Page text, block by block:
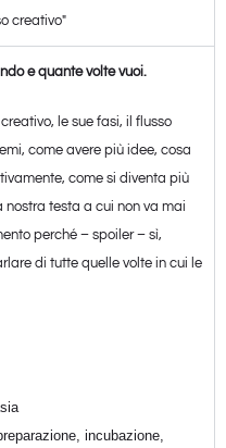
creativo"
e quante volte vuoi.
le sue fasi, il flusso
come avere più idee, cosa
come si diventa più
testa a cui non va mai
perché – spoiler – sì,
di tutte quelle volte in cui le
incubazione,